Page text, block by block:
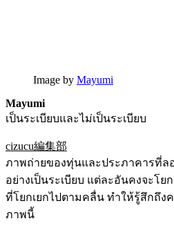
Image by Mayumi
Mayumi
เป็นระเบียบและไม่เป็นระเบียบ
cizucu編集部
ภาพถ่ายของทุ่นและประภาคารที่ล
อย่างเป็นระเบียบ แต่ละอันคงจะโ
ที่โยกเยกไปตามคลื่น ทำให้รู้สึกถึง
ภาพนี้